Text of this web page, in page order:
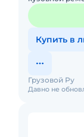
Купить в
Давно не
Грузовой Ру